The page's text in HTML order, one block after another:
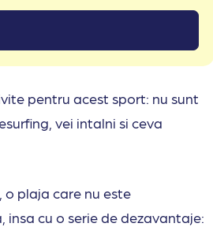
pentru acest sport: nu sunt
vei intalni si ceva
o plaja care nu este
cu o serie de dezavantaje: